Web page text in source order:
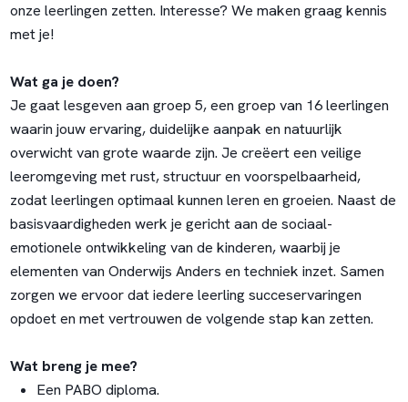
onze leerlingen zetten. Interesse? We maken graag kennis
met je!
Wat ga je doen?
Je gaat lesgeven aan groep 5, een groep van 16 leerlingen
waarin jouw ervaring, duidelijke aanpak en natuurlijk
overwicht van grote waarde zijn. Je creëert een veilige
leeromgeving met rust, structuur en voorspelbaarheid,
zodat leerlingen optimaal kunnen leren en groeien. Naast de
basisvaardigheden werk je gericht aan de sociaal-
emotionele ontwikkeling van de kinderen, waarbij je
elementen van Onderwijs Anders en techniek inzet. Samen
zorgen we ervoor dat iedere leerling succeservaringen
opdoet en met vertrouwen de volgende stap kan zetten.
Wat breng je mee?
Een PABO diploma.